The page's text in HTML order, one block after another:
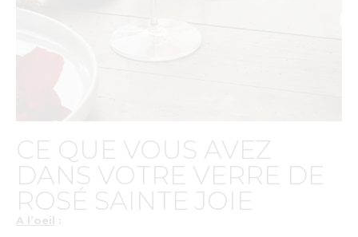
CE QUE VOUS AVEZ
DANS VOTRE VERRE DE
ROSÉ SAINTE JOIE
A l’oeil :